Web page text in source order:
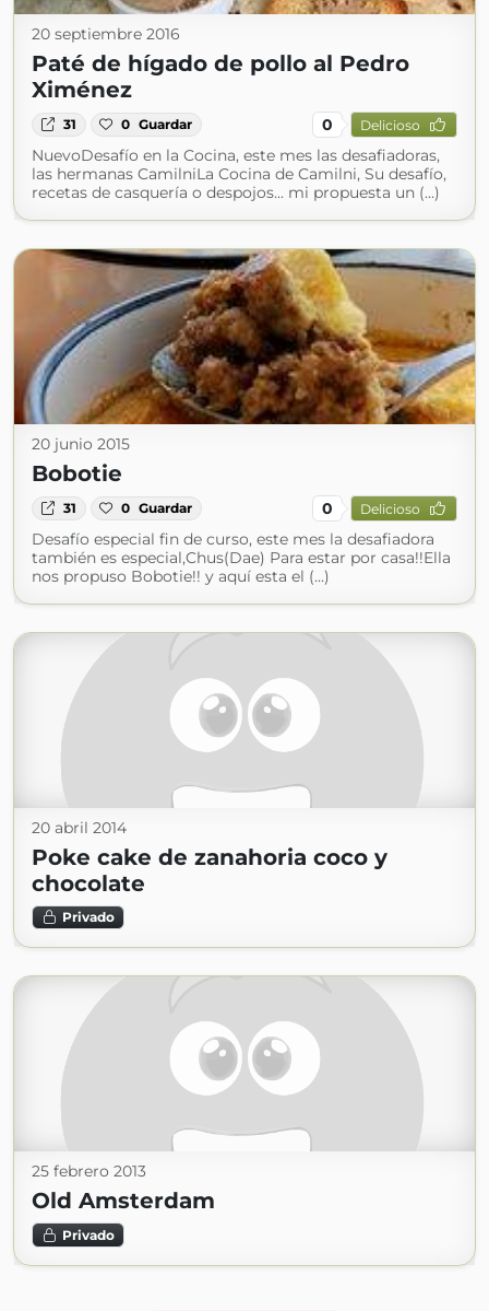
20 septiembre 2016
Paté de hígado de pollo al Pedro
Ximénez
31 0 Guardar 0 Delicioso
NuevoDesafío en la Cocina, este mes las desafiadoras,
las hermanas CamilniLa Cocina de Camilni, Su desafío,
recetas de casquería o despojos... mi propuesta un (...)
20 junio 2015
Bobotie
31 0 Guardar 0 Delicioso
Desafío especial fin de curso, este mes la desafiadora
también es especial,Chus(Dae) Para estar por casa!!Ella
nos propuso Bobotie!! y aquí esta el (...)
20 abril 2014
Poke cake de zanahoria coco y
chocolate
Privado
25 febrero 2013
Old Amsterdam
Privado